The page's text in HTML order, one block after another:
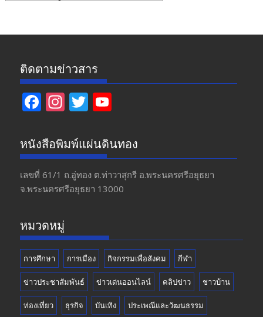
ติดตามข่าวสาร
F
e
b
o
o
In
a
gr
a
m
T
itt
er
u
T
u
b
หนังสือพิมพ์แผ่นดินทอง
เลขที่ 61/1 ถ.อู่ทอง​ ต.​ท่าวาสุกรี​ อ.พระนครศรีอยุธยา​
จ.พระนครศรีอยุธยา 13000
หมวดหมู่
การศึกษา การเมือง กิจกรรมเพื่อสังคม กีฬา
ข่าวประชาสัมพันธ์ ข่าวเด่นออนไลน์ คลิปข่าว ชาวบ้าน
ท่องเที่ยว ธุรกิจ บันเทิง ประเพณีและวัฒนธรรม